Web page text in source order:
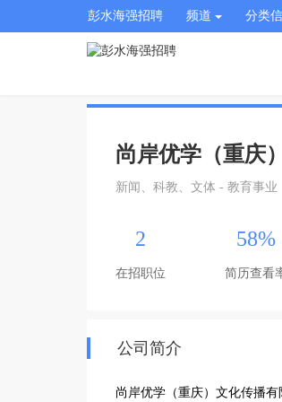
彭水海强招聘 频道 分类
尚岸优学（重庆
新闻、科教、文体 - 教育事业
2
在招职位
58%
简历查看
公司简介
尚岸优学（重庆）文化传播有